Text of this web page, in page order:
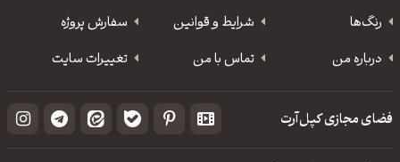
رنگ‌ها
شرایط و قوانین
سفارش پروژه
درباره من
تماس با من تغییرات سایت
فضای مجازی کپل‌آرت